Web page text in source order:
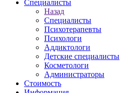
Специалисты
Назад
Специалисты
Психотерапевты
Психологи
Аддиктологи
Детские специалисты
Косметологи
Администраторы
Стоимость